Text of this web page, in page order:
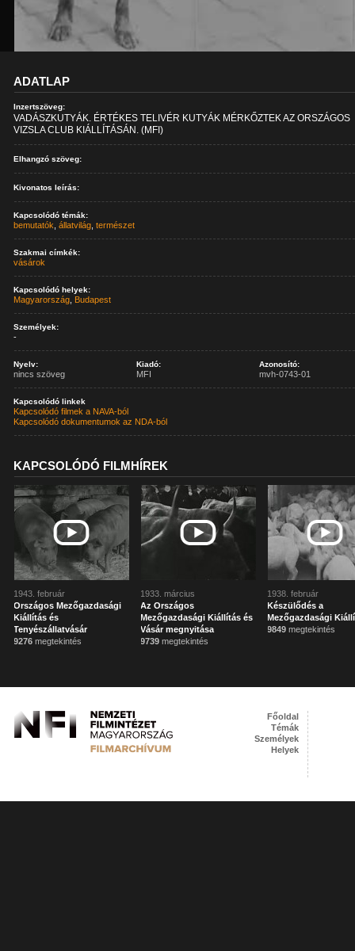
ADATLAP
Inzertszöveg:
VADÁSZKUTYÁK. ÉRTÉKES TELIVÉR KUTYÁK MÉRKŐZTEK AZ ORSZÁGOS
VIZSLA CLUB KIÁLLÍTÁSÁN. (MFI)
Elhangzó szöveg:
Kivonatos leírás:
Kapcsolódó témák:
bemutatók ,állatvilág ,természet
Szakmai címkék:
vásárok
Kapcsolódó helyek:
Magyarország Budapest
Személyek:
-
Nyelv:
nincs szöveg
Kiadó:
MFI
Azonosító:
mvh-0743-01
Kapcsolódó linkek
Kapcsolódó filmek a NAVA-ból
Kapcsolódó dokumentumok az NDA-ból
KAPCSOLÓDÓ FILMHÍREK
1943. február
Országos Mezőgazdasági
Kiállítás és
Tenyészállatvásár
9276 megtekintés
1933. március
Az Országos
Mezőgazdasági Kiállítás és
Vásár megnyitása
9739 megtekintés
1938. február
Készülődés a
Mezőgazdasági
9849 megtekintés
Főoldal
Témák
Személyek
Helyek